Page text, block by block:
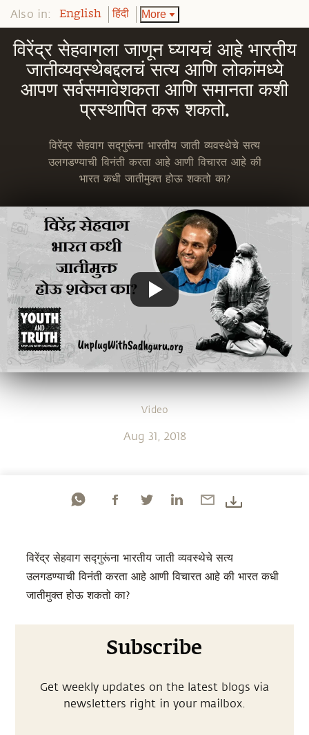
Also in: English हिंदी More
विरेंद्र सेहवागला जाणून घ्यायचं आहे भारतीय
जातीव्यवस्थेबद्दलचं सत्य आणि लोकांमध्ये
आपण सर्वसमावेशकता आणि समानता कशी
प्रस्थापित करू शकतो.
विरेंद्र सेहवाग सद्गुरूंना भारतीय जाती व्यवस्थेचे सत्य
उलगडण्याची विनंती करता आहे आणी विचारत आहे की
भारत कधी जातीमुक्त होऊ शकतो का?
Video
Aug 31, 2018
विरेंद्र सेहवाग सद्गुरूंना भारतीय जाती व्यवस्थेचे सत्य
उलगडण्याची विनंती करता आहे आणी विचारत आहे की भारत कधी
जातीमुक्त होऊ शकतो का?
Subscribe
Get weekly updates on the latest blogs via
newsletters right in your mailbox.